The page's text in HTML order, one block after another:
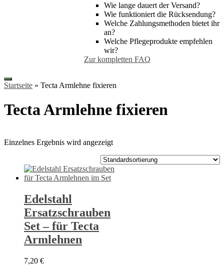
Wie lange dauert der Versand?
Wie funktioniert die Rücksendung?
Welche Zahlungsmethoden bietet ihr
an?
Welche Pflegeprodukte empfehlen
wir?
Zur kompletten FAQ
Startseite » Tecta Armlehne fixieren
Tecta Armlehne fixieren
Einzelnes Ergebnis wird angezeigt
Edelstahl
Ersatzschrauben
Set – für Tecta
Armlehnen
7,20 €